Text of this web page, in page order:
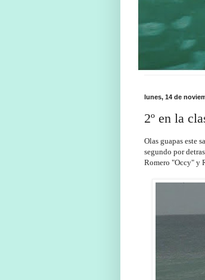
lunes, 14 de
2º en la
Olas guapas este
segundo por
Romero "Occy" y